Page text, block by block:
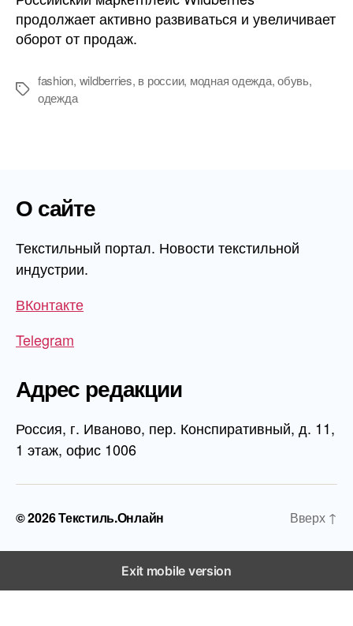
на
продолжает активно развиваться и увеличивает
оборот от продаж.
Метки
fashion, wildberries, в россии, модная одежда,обувь,
одежда
О сайте
Текстильный портал. Новости текстильной
индустрии.
ВКонтакте
Telegram
Адрес редакции
Россия, г. Иваново, пер. Конспиративный, д. 11,
1 этаж, офис 1006
© 2026Текстиль.Онлайн Вверх ↑
Exit mobile version